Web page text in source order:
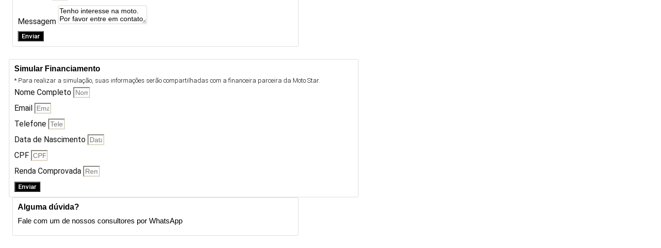
Messagem
Enviar
Simular Financiamento
* Para realizar a simulação, suas informações serão compartilhadas com a financeira parceira da Moto Star.
Nome Completo
Email
Telefone
Data de Nascimento
CPF
Renda Comprovada
Enviar
Alguma dúvida?
Fale com um de nossos consultores por WhatsApp